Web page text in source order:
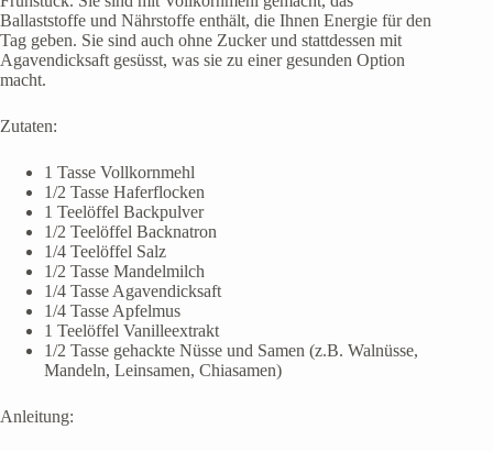
Ballaststoffe und Nährstoffe enthält, die Ihnen Energie für den
Tag geben. Sie sind auch ohne Zucker und stattdessen mit
Agavendicksaft gesüsst, was sie zu einer gesunden Option
macht.
Zutaten:
1 Tasse Vollkornmehl
1/2 Tasse Haferflocken
1 Teelöffel Backpulver
1/2 Teelöffel Backnatron
1/4 Teelöffel Salz
1/2 Tasse Mandelmilch
1/4 Tasse Agavendicksaft
1/4 Tasse Apfelmus
1 Teelöffel Vanilleextrakt
1/2 Tasse gehackte Nüsse und Samen (z.B. Walnüsse,
Mandeln, Leinsamen, Chiasamen)
Anleitung: